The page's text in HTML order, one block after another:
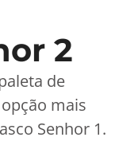
2
de
mais
Senhor 1.